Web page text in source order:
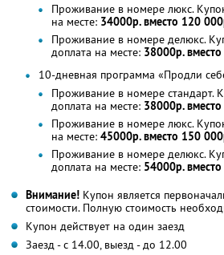
Проживание в номере люкс.
на месте: 34000р. вместо 120
Проживание в номере делюкс.
доплата на месте: 38000р.
10-дневная программа «Продли
Проживание в номере стандарт.
доплата на месте: 38000р.
Проживание в номере люкс.
на месте: 45000р. вместо 150
Проживание в номере делюкс.
доплата на месте: 54000р.
Внимание! Купон является
стоимости. Полную стоимость
Купон действует на один заезд
Заезд - с 14.00, выезд - до 12.00